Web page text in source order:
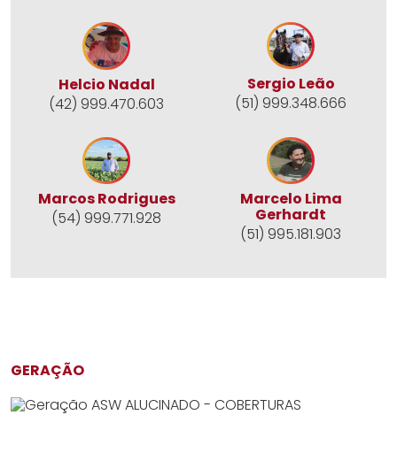
Helcio Nadal
(42) 999.470.603
Sergio Leão
(51) 999.348.666
Marcos Rodrigues
(54) 999.771.928
Marcelo Lima
Gerhardt
(51) 995.181.903
GERAÇÃO